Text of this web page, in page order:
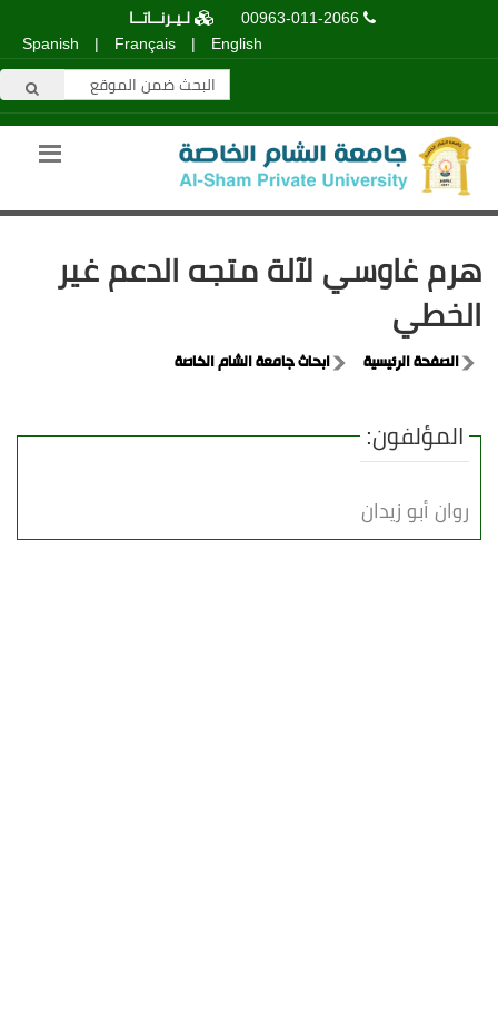
00963-011-2066
لـيـرنــاتــا
English
|
Français
|
Spanish
هرم غاوسي لآلة متجه الدعم غير
الخطي
الصفحة الرئيسية ابحاث جامعة الشام الخاصة
المؤلفون:
روان أبو زيدان